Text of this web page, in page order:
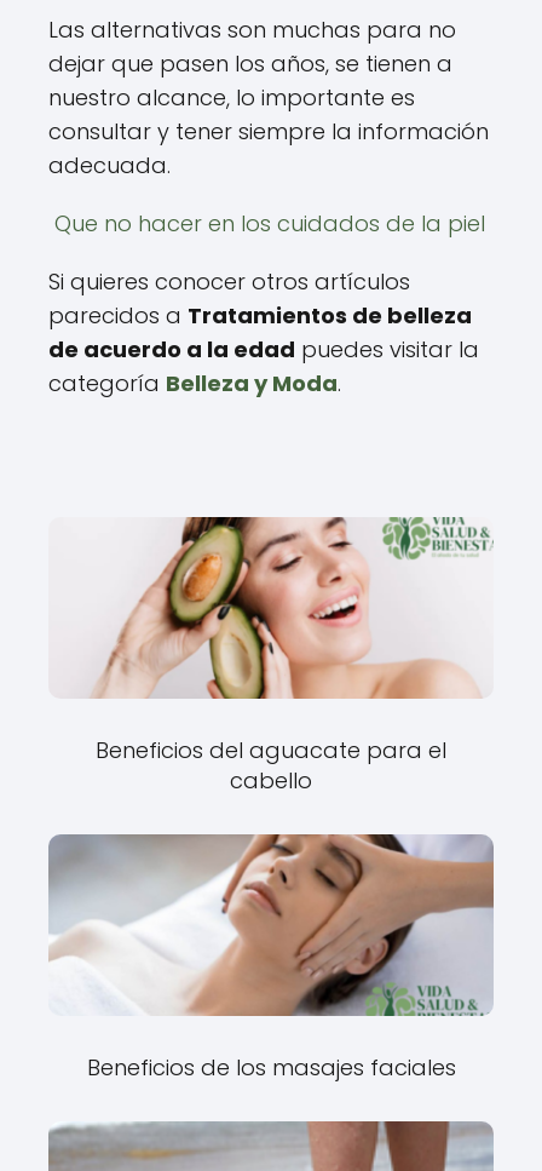
Las alternativas son muchas para no
dejar que pasen los años, se tienen a
nuestro alcance, lo importante es
consultar y tener siempre la información
adecuada.
Que no hacer en los cuidados de la piel
Si quieres conocer otros artículos
parecidos a Tratamientos de belleza
de acuerdo a la edad puedes visitar la
categoría Belleza y Moda.
Beneficios del aguacate para el
cabello
Beneficios de los masajes faciales